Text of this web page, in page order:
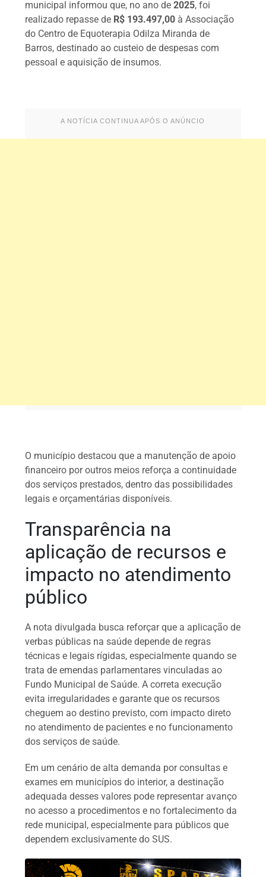
municipal informou que, no ano de2025, foi
realizado repasse de R$ 193.497,00 à Associação
do Centro de Equoterapia Odilza Miranda de
Barros, destinado ao custeio de despesas com
pessoal e aquisição de insumos.
A NOTÍCIA CONTINUA APÓS O ANÚNCIO
O município destacou que a manutenção de apoio
financeiro por outros meios reforça a continuidade
dos serviços prestados, dentro das possibilidades
legais e orçamentárias disponíveis.
Transparência na
aplicação de recursos e
impacto no atendimento
público
A nota divulgada busca reforçar que a aplicação de
verbas públicas na saúde depende de regras
técnicas e legais rígidas, especialmente quando se
trata de emendas parlamentares vinculadas ao
Fundo Municipal de Saúde. A correta execução
evita irregularidades e garante que os recursos
cheguem ao destino previsto, com impacto direto
no atendimento de pacientes e no funcionamento
dos serviços de saúde.
Em um cenário de alta demanda por consultas e
exames em municípios do interior, a destinação
adequada desses valores pode representar avanço
no acesso a procedimentos e no fortalecimento da
rede municipal, especialmente para públicos que
dependem exclusivamente do SUS.